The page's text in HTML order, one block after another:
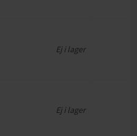
Ej i lager
Ej i lager